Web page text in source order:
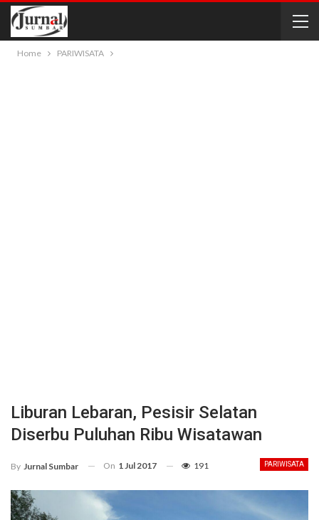
Home PARIWISATA
Liburan Lebaran, Pesisir Selatan
Diserbu Puluhan Ribu Wisatawan
PARIWISATA
By Jurnal Sumbar On 1 Jul 2017 191